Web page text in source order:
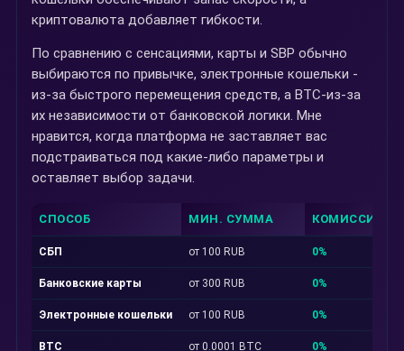
криптовалюта добавляет гибкости.
По сравнению с сенсациями, карты и SBP обычно
выбираются по привычке, электронные кошельки -
из-за быстрого перемещения средств, а BTC-из-за
их независимости от банковской логики. Мне
нравится, когда платформа не заставляет вас
подстраиваться под какие-либо параметры и
оставляет выбор задачи.
СПОСОБ МИН. СУММА КОМИССИЯ
СБП от 100 RUB 0%
Банковские карты от 300 RUB 0%
Электронные кошельки от 100 RUB 0%
BTC от 0.0001 BTC 0%